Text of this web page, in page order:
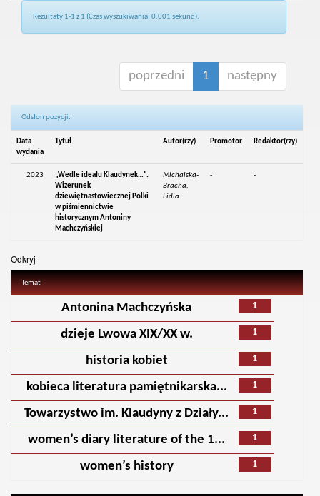
Rezultaty 1-1 z 1 (Czas wyszukiwania: 0.001 sekund).
poprzedni 1 następny
Odsłon pozycji:
Data
wydania
Tytuł Autor(rzy) Promotor Redaktor(rzy)
2023
„Wedle ideału Klaudynek…”.
Wizerunek
dziewiętnastowiecznej Polki
w piśmiennictwie
historycznym Antoniny
Machczyńskiej
Michalska-
Bracha,
Lidia
- -
Odkryj
Temat
1
Antonina Machczyńska
1
dzieje Lwowa XIX/XX w.
1
historia kobiet
1
kobieca literatura pamiętnikarska...
1
Towarzystwo im. Klaudyny z Działy...
1
women’s diary literature of the 1...
1
women’s history